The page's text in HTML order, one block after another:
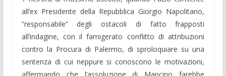
all’ex Presidente della Repubblica Giorgio Napolitano,
“responsabile” degli ostacoli di fatto frapposti
all’indagine, con il famigerato conflitto di attribuzioni
contro la Procura di Palermo, di sproloquiare su una
sentenza di cui neppure si conoscono le motivazioni,